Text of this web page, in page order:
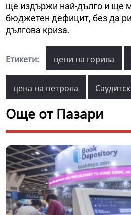
ще издържи най-дълго и ще
бюджетен дефицит, без да
дългова криза.
Етикети: цени на горива
цена на петрола
Още от Пазари